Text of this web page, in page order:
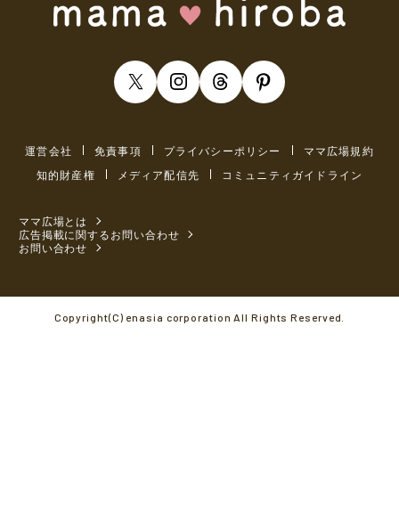
運営会社 免責事項 プライバシーポリシー
ママ広場規約
知的財産権
メディア配信先 コミュニティガイドライン
ママ広場とは
広告掲載に関するお問い合わせ
お問い合わせ
Copyright(C) enasia corporation All Rights Reserved.